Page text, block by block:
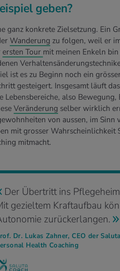
geben?
ganz konkrete Zielsetzung. Ein
Wanderung zu folgen, weil er
ersten Tour mit meinen Enkeln
ist es zu Beginn noch ein
gesteigert. Insgesamt läuft das
Lebensbereiche, also
Veränderung selber wirklich
von aussen, im
mit grosser
mitmacht.
Der Übertritt ins
gezieltem Kraftaufbau
zurückerlangen.
Dr. Lukas Zahner, CEO der
Health Coaching